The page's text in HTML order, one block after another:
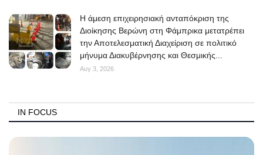
Η άμεση επιχειρησιακή ανταπόκριση της
Διοίκησης Βερώνη στη Φάμπρικα μετατρέπει
την Αποτελεσματική Διαχείριση σε πολιτικό
μήνυμα Διακυβέρνησης και Θεσμικής...
Αυγ 3, 2026
IN FOCUS